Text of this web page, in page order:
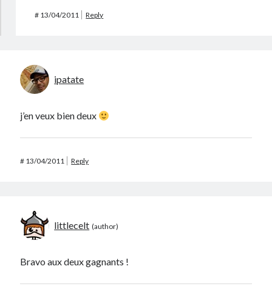
# 13/04/2011 Reply
ipatate
j’en veux bien deux
# 13/04/2011 Reply
littlecelt
Bravo aux deux gagnants !